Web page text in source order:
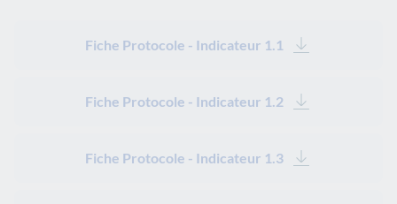
Fiche Protocole - Indicateur 1.1
Fiche Protocole - Indicateur 1.2
Fiche Protocole - Indicateur 1.3